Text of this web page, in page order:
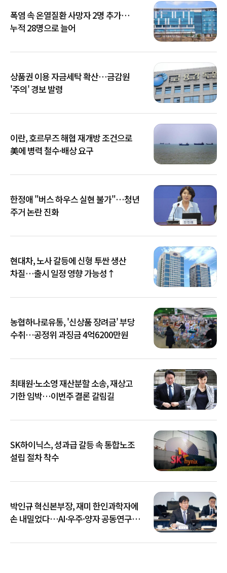
폭염 속 온열질환 사망자 2명 추가…
누적 28명으로 늘어
상품권 이용 자금세탁 확산…금감원
'주의' 경보 발령
이란, 호르무즈 해협 재개방 조건으로
美에 병력 철수·배상 요구
한정애 "버스 하우스 실현 불가"…청년
주거 논란 진화
현대차, 노사 갈등에 신형 투싼 생산
차질…출시 일정 영향 가능성↑
농협하나로유통, '신상품 장려금' 부당
수취…공정위 과징금 4억6200만원
최태원·노소영 재산분할 소송, 재상고
기한 임박…이번주 결론 갈림길
SK하이닉스, 성과급 갈등 속 통합노조
설립 절차 착수
박인규 혁신본부장, 재미 한인과학자에
손 내밀었다…AI·우주·양자 공동연구